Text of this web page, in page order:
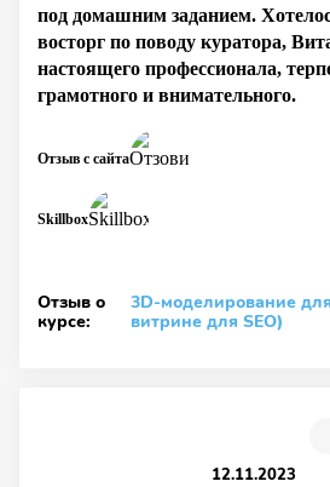
под домашним заданием.
восторг по поводу куратора,
настоящего профессионала,
грамотного и внимательного.
Skillbox
Отзыв с сайта
Отзыв о
курсе:
3D-моделирование
витрине для SEO)
12.11.2023